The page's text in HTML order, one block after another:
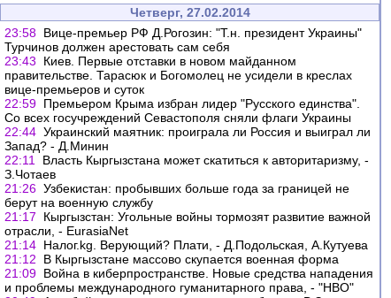
Четверг, 27.02.2014
23:58 Вице-премьер РФ Д.Рогозин: "Т.н. президент Украины"
Турчинов должен арестовать сам себя
23:43
Киев. Первые отставки в новом майданном
правительстве. Тарасюк и Богомолец не усидели в креслах
вице-премьеров и суток
22:59 Премьером Крыма избран лидер "Русского единства".
Со всех госучреждений Севастополя сняли флаги Украины
22:44 Украинский маятник: проиграла ли Россия и выиграл ли
Запад? - Д.Минин
22:11
Власть Кыргызстана может скатиться к авторитаризму, -
З.Чотаев
21:26 Узбекистан: пробывших больше года за границей не
берут на военную службу
21:17
Кыргызстан: Угольные войны тормозят развитие важной
отрасли, - EurasiaNet
21:14 Налог.kg. Верующий? Плати, - Д.Подольская, А.Кутуева
21:12
В Кыргызстане массово скупается военная форма
21:09 Война в киберпространстве. Новые средства нападения
и проблемы международного гуманитарного права, - "НВО"